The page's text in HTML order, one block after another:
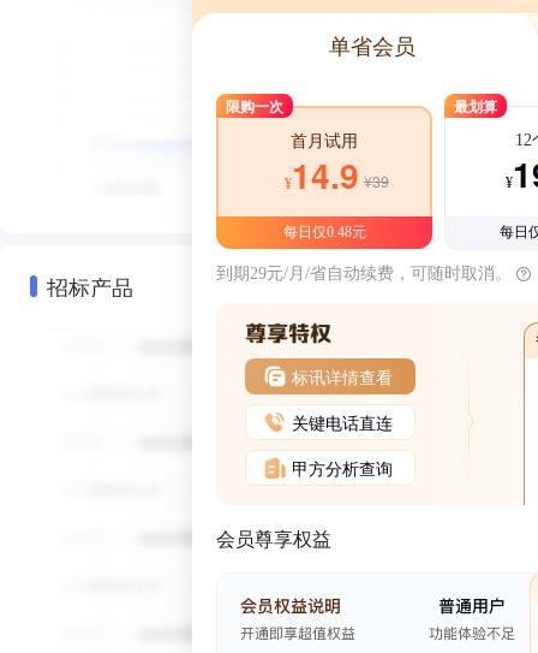
招标产品
单省会员
限购一次
首月试用
¥14.9 ¥39
每日仅0.48元
最划算
12
¥
每日
到期29元/月/省自动续费，可随时取消。
标讯详情查看
关键电话直连
甲方分析查询
会员尊享权益